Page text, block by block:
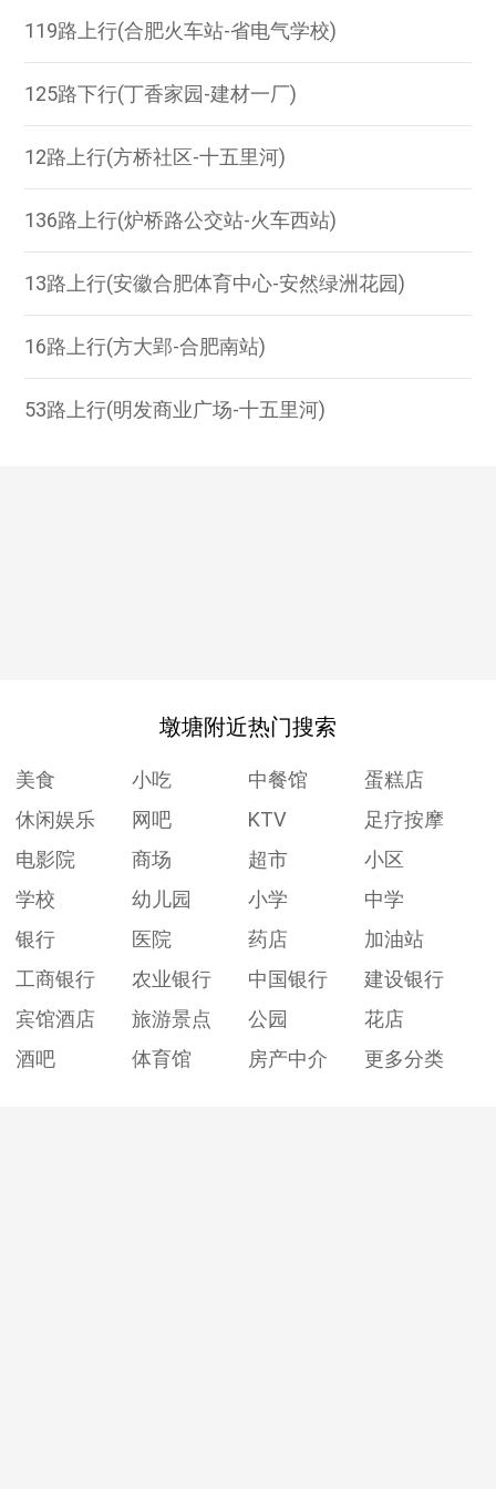
119路上行(合肥火车站-省电气学校)
125路下行(丁香家园-建材一厂)
12路上行(方桥社区-十五里河)
136路上行(炉桥路公交站-火车西站)
13路上行(安徽合肥体育中心-安然绿洲花园)
16路上行(方大郢-合肥南站)
53路上行(明发商业广场-十五里河)
墩塘附近热门搜索
美食 小吃 中餐馆
蛋糕店
休闲娱乐
网吧 KTV
足疗按摩
电影院
商场 超市
小区
学校
幼儿园 小学
中学
银行
医院 药店
加油站
工商银行
农业银行 中国银行
建设银行
宾馆酒店
旅游景点 公园
花店
酒吧
体育馆 房产中介 更多分类